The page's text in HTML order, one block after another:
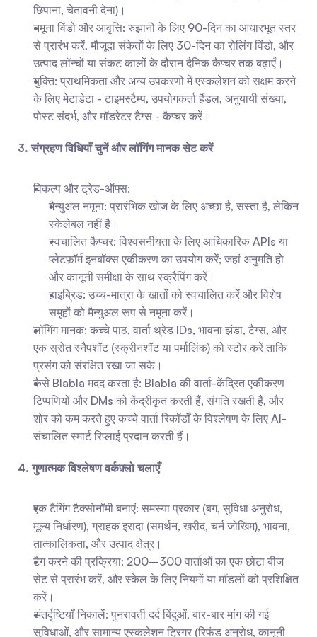
छिपाना, चेतावनी देना)।
नमूना विंडो और आवृत्ति: रुझानों के लिए 90-दिन का आधारभूत स्तर
से प्रारंभ करें, मौजूदा संकेतों के लिए 30-दिन का रोलिंग विंडो, और
उत्पाद लॉन्चों या संकट कालों के दौरान दैनिक कैप्चर तक बढ़ाएँ।
युक्ति: प्राथमिकता और अन्य उपकरणों में एस्कलेशन को सक्षम करने
के लिए मेटाडेटा - टाइमस्टैम्प, उपयोगकर्ता हैंडल, अनुयायी संख्या,
पोस्ट संदर्भ, और मॉडरेटर टैग्स - कैप्चर करें।
3. संग्रहण विधियाँ चुनें और लॉगिंग मानक सेट करें
विकल्प और ट्रेड-ऑफ्स:
मैन्युअल नमूना: प्रारंभिक खोज के लिए अच्छा है, सस्ता है, लेकिन
स्केलेबल नहीं है।
स्वचालित कैप्चर: विश्वसनीयता के लिए आधिकारिक APIs या
प्लेटफ़ॉर्म इनबॉक्स एकीकरण का उपयोग करें; जहां अनुमति हो
और कानूनी समीक्षा के साथ स्क्रैपिंग करें।
हाइब्रिड: उच्च-मात्रा के खातों को स्वचालित करें और विशेष
समूहों को मैन्युअल रूप से नमूना करें।
लॉगिंग मानक: कच्चे पाठ, वार्ता थ्रेड IDs, भावना झंडा, टैग्स, और
एक स्रोत स्नैपशॉट (स्क्रीनशॉट या पर्मालिंक) को स्टोर करें ताकि
प्रसंग को संरक्षित रखा जा सके।
कैसे Blabla मदद करता है: Blabla की वार्ता-केंद्रित एकीकरण
टिप्पणियों और DMs को केंद्रीकृत करती हैं, संगति रखती हैं, और
शोर को कम करते हुए कच्चे वार्ता रिकॉर्डों के विश्लेषण के लिए AI-
संचालित स्मार्ट रिप्लाई प्रदान करती हैं।
4. गुणात्मक विश्लेषण वर्कफ़्लो चलाएँ
एक टैगिंग टैक्सोनॉमी बनाएं: समस्या प्रकार (बग, सुविधा अनुरोध,
मूल्य निर्धारण), ग्राहक इरादा (समर्थन, खरीद, चर्न जोखिम), भावना,
तात्कालिकता, और उत्पाद क्षेत्र।
टैग करने की प्रक्रिया: 200–300 वार्ताओं का एक छोटा बीज
सेट से प्रारंभ करें, और स्केल के लिए नियमों या मॉडलों को प्रशिक्षित
करें।
अंतर्दृष्टियाँ निकालें: पुनरावर्ती दर्द बिंदुओं, बार-बार मांग की गई
सुविधाओं, और सामान्य एस्कलेशन ट्रिगर (रिफंड अनुरोध, कानूनी